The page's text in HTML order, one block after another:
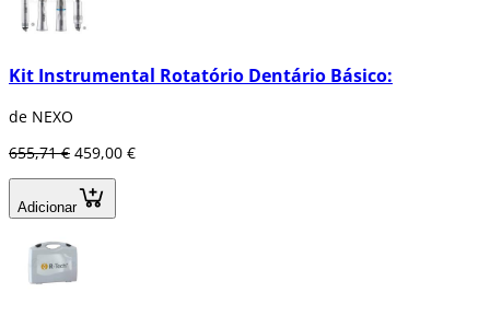
Kit Instrumental Rotatório Dentário Básico:
de NEXO
655,71 € 459,00 €
Adicionar